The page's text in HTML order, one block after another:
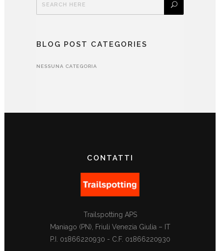
BLOG POST CATEGORIES
NESSUNA CATEGORIA
CONTATTI
Trailspotting APS
Maniago (PN), Friuli Venezia Giulia – IT
P.I. 01866220930 - C.F. 01866220930